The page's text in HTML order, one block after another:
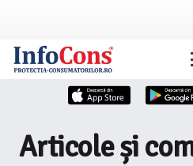
Articole și